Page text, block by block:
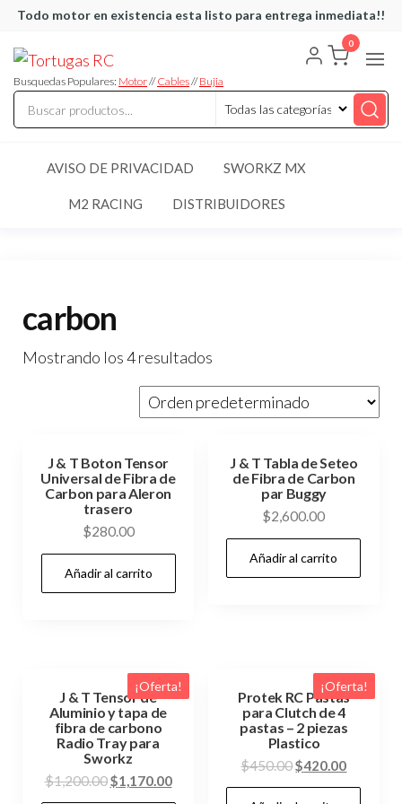
Saltar
contenido
Todo motor en existencia esta listo para entrega inmediata!!
RC
articulos
de RC
Busquedas Populares: Motor//Cables//Bujia
0
AVISO DE PRIVACIDAD SWORKZ MX
M2 RACING DISTRIBUIDORES
carbon
Mostrando los 4 resultados
J & T Boton Tensor
Universal de Fibra de
Carbon para Aleron
trasero
$280.00
Añadir al carrito
J & T Tabla de Seteo
de Fibra de Carbon
par Buggy
$2,600.00
Añadir al carrito
¡Oferta!
J & T Tensor de
Aluminio y tapa de
fibra de carbono
Radio Tray para
Sworkz
$1,200.00El
$1,170.00El
¡Oferta!
Protek RC Pastas
para Clutch de 4
pastas – 2 piezas
Plastico
$450.00El
precio
$420.00El
precio